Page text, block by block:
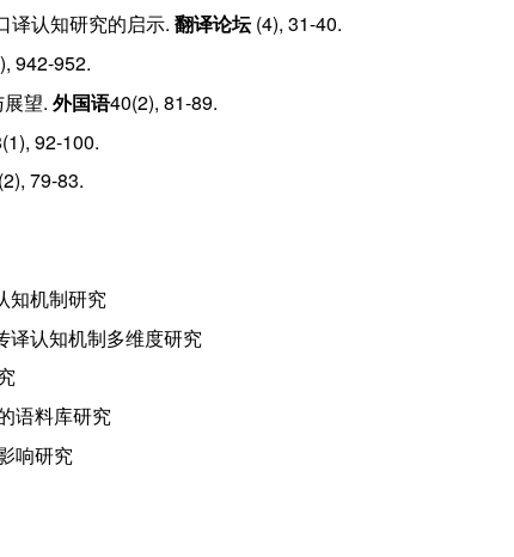
译认知研究的启示. 翻译论坛(4), 31-40.
942-952.
望. 外国语40(2), 81-89.
92-100.
79-83.
知机制研究
译认知机制多维度研究
语料库研究
响研究